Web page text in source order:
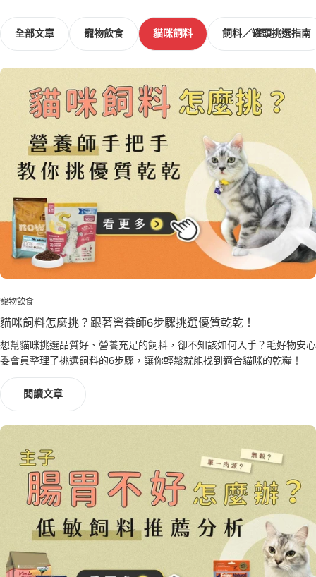
全部文章 寵物飲食 貓咪飼料 飼料／罐頭挑選指南
寵物飲食
貓咪飼料怎麼挑？跟著營養師6步驟挑選優質乾乾！
想幫貓咪挑選品質好、營養充足的飼料，卻不知該如何入手？毛好物安心
委會員整理了挑選飼料的6步驟，讓你輕鬆就能找到適合貓咪的乾糧​！
閱讀文章